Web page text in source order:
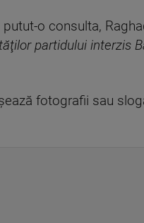
o consulta,
partidului interzis
fotografii sau